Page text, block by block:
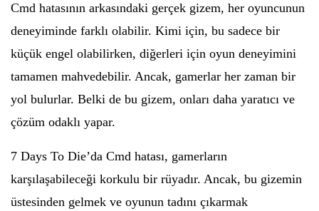
Cmd hatasının arkasındaki gerçek gizem, her oyuncunun
deneyiminde farklı olabilir. Kimi için, bu sadece bir
küçük engel olabilirken, diğerleri için oyun deneyimini
tamamen mahvedebilir. Ancak, gamerlar her zaman bir
yol bulurlar. Belki de bu gizem, onları daha yaratıcı ve
çözüm odaklı yapar.
7 Days To Die’da Cmd hatası, gamerların
karşılaşabileceği korkulu bir rüyadır. Ancak, bu gizemin
üstesinden gelmek ve oyunun tadını çıkarmak